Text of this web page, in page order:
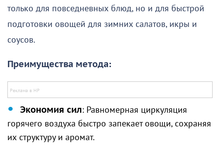
только для повседневных блюд, но и для быстрой
подготовки овощей для зимних салатов, икры и
соусов.
Преимущества метода:
Экономия сил: Равномерная циркуляция
горячего воздуха быстро запекает овощи, сохраняя
их структуру и аромат.